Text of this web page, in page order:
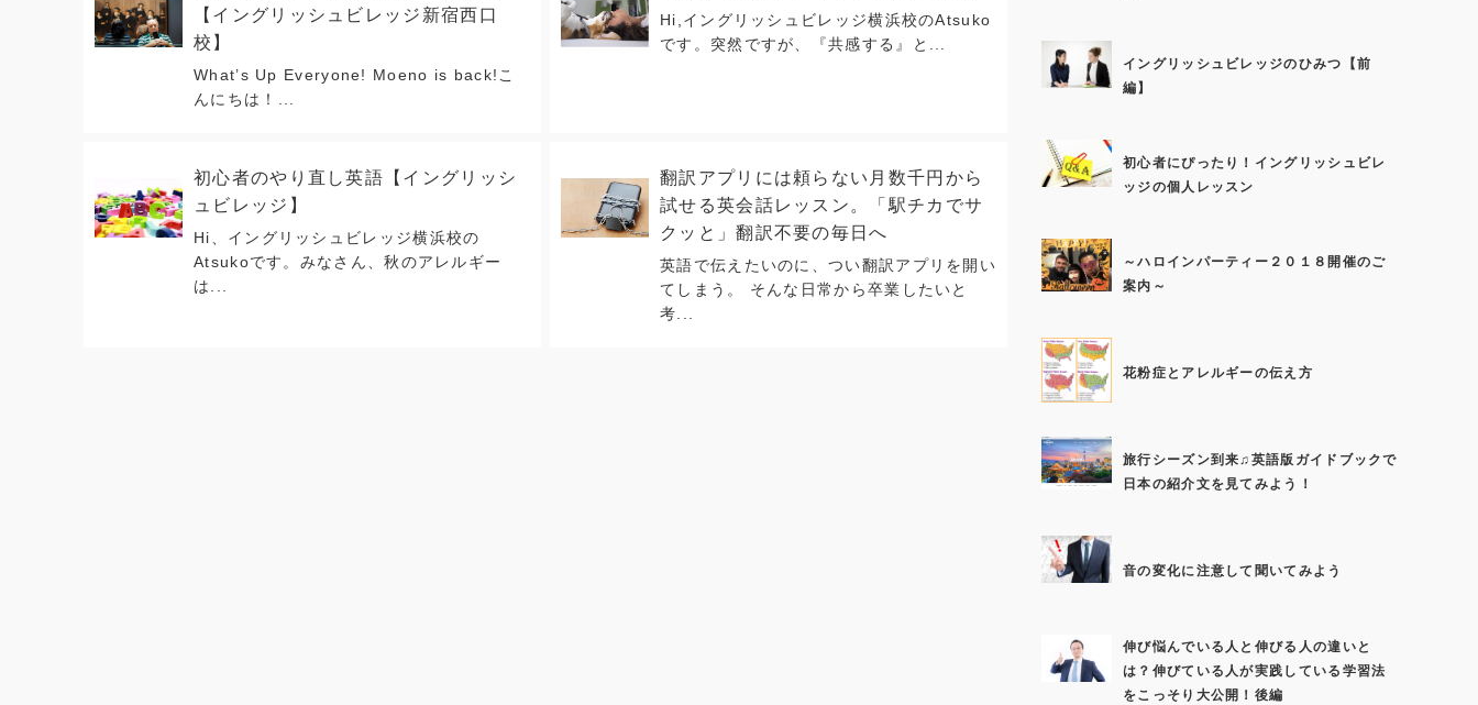
【イングリッシュビレッジ新宿西口
校】
What’s Up Everyone! Moeno is back!こ
んにちは！...
Hi,イングリッシュビレッジ横浜校のAtsuko
です。突然ですが、『共感する』と...
初心者のやり直し英語【イングリッシ
ュビレッジ】
Hi、イングリッシュビレッジ横浜校の
Atsukoです。みなさん、秋のアレルギー
は...
翻訳アプリには頼らない月数千円から
試せる英会話レッスン。「駅チカでサ
クッと」翻訳不要の毎日へ
英語で伝えたいのに、つい翻訳アプリを開い
てしまう。 そんな日常から卒業したいと
考...
イングリッシュビレッジのひみつ【前
編】
初心者にぴったり！イングリッシュビレ
ッジの個人レッスン
～ハロインパーティー２０１８開催のご
案内～
花粉症とアレルギーの伝え方
旅行シーズン到来♫英語版ガイドブックで
日本の紹介文を見てみよう！
音の変化に注意して聞いてみよう
伸び悩んでいる人と伸びる人の違いと
は？伸びている人が実践している学習法
をこっそり大公開！後編